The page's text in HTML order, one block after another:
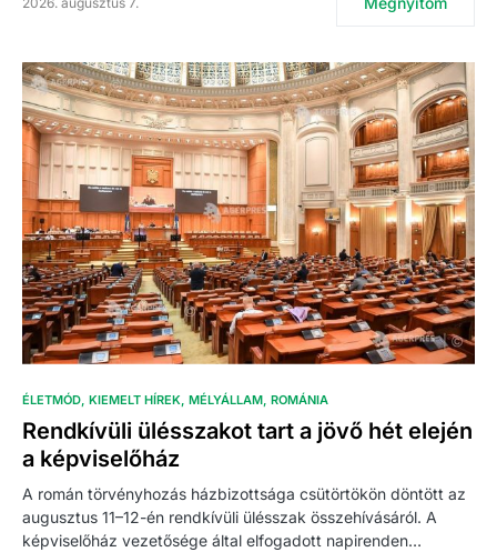
ÉLETMÓD KIEMELT HÍREK MÉLYÁLLAM ROMÁNIA
Rendkívüli ülésszakot tart a jövő hét elején
a képviselőház
A román törvényhozás házbizottsága csütörtökön döntött az
augusztus 11–12-én rendkívüli ülésszak összehívásáról. A
képviselőház vezetősége által elfogadott napirenden…